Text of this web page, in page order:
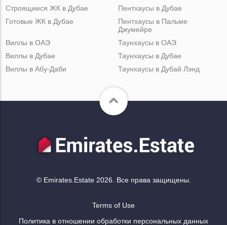
Строящиеся ЖК в Дубае
Готовые ЖК в Дубае
Пентхаусы в Дубае
Пентхаусы в Пальме
Джумейре
Виллы в ОАЭ
Виллы в Дубае
Виллы в Абу-Даби
Таунхаусы в ОАЭ
Таунхаусы в Дубае
Таунхаусы в Дубай Лэнд
© Emirates.Estate 2026. Все права защищены.
Terms of Use
Политика в отношении обработки персональных данных